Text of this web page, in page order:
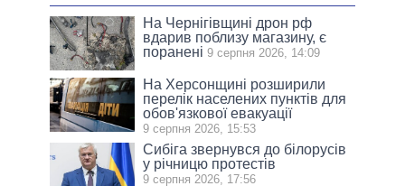
На Чернігівщині дрон рф
вдарив поблизу магазину, є
поранені 9 серпня 2026, 14:09
На Херсонщині розширили
перелік населених пунктів для
обов'язкової евакуації
9 серпня 2026, 15:53
Сибіга звернувся до білорусів
у річницю протестів
9 серпня 2026, 17:56